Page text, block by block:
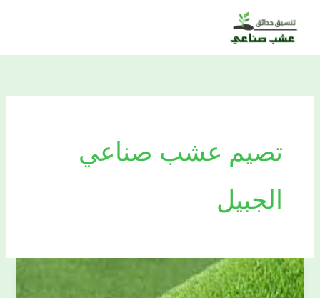
تصيم عشب صناعي
الجبيل
منسق
عشب